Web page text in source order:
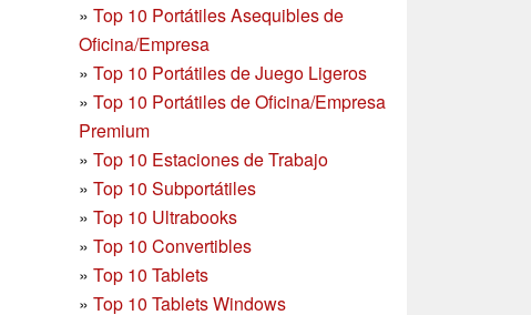
» Top 10 Portátiles Asequibles de
Oficina/Empresa
» Top 10 Portátiles de Juego Ligeros
» Top 10 Portátiles de Oficina/Empresa
Premium
» Top 10 Estaciones de Trabajo
» Top 10 Subportátiles
» Top 10 Ultrabooks
» Top 10 Convertibles
» Top 10 Tablets
» Top 10 Tablets Windows